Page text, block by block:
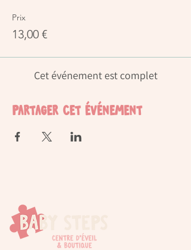
Prix
13,00 €
Cet événement est complet
Partager cet événement